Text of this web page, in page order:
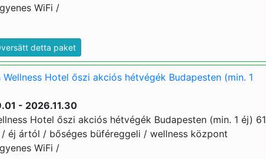
WiFi /
detta paket
Hotel őszi akciós hétvégék Budapesten (min. 1
- 2026.11.30
Hotel őszi akciós hétvégék Budapesten (min. 1 éj) 61
/ éj ártól / bőséges büféreggeli / wellness központ
WiFi /